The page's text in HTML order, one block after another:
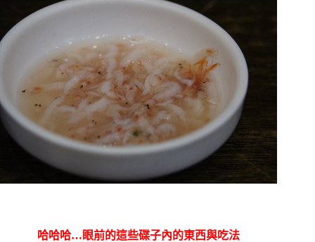
哈哈哈…眼前的這些碟子內的東西與吃法